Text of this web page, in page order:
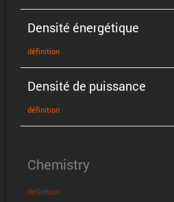
Densité énergé­tique
défini­tion
Densité de puissance
défini­tion
Chemistry
definition